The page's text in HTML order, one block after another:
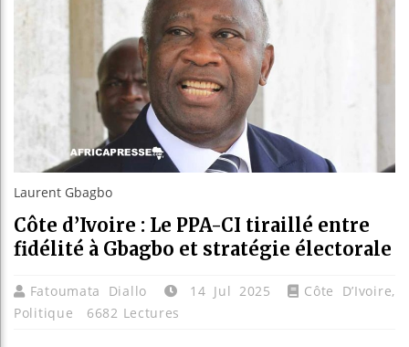
Laurent Gbagbo
Côte d’Ivoire : Le PPA-CI tiraillé entre
fidélité à Gbagbo et stratégie électorale
Fatoumata Diallo 14 Jul 2025 Côte D’Ivoire,
Politique
6682 Lectures